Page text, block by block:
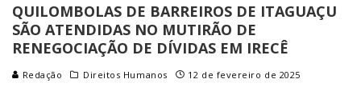
QUILOMBOLAS DE BARREIROS DE ITAGUAÇU
SÃO ATENDIDAS NO MUTIRÃO DE
RENEGOCIAÇÃO DE DÍVIDAS EM IRECÊ
Redação Direitos Humanos 12 de fevereiro de 2025